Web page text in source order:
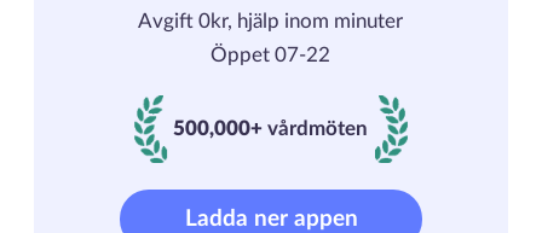
Avgift 0kr, hjälp inom minuter
Öppet 07-22
500000+ vårdmöten
500,000+ vårdmöten
Ladda ner appen